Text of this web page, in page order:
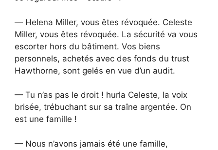
— Helena Miller, vous êtes révoquée. Celeste
Miller, vous êtes révoquée. La sécurité va vous
escorter hors du bâtiment. Vos biens
personnels, achetés avec des fonds du trust
Hawthorne, sont gelés en vue d’un audit.
— Tu n’as pas le droit ! hurla Celeste, la voix
brisée, trébuchant sur sa traîne argentée. On
est une famille !
— Nous n’avons jamais été une famille,